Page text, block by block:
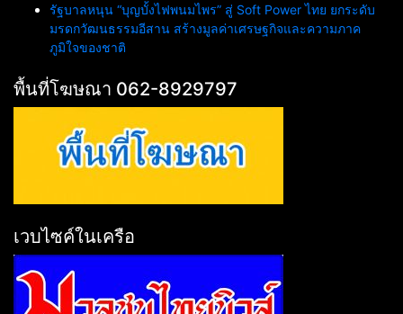
รัฐบาลหนุน “บุญบั้งไฟพนมไพร” สู่ Soft Power ไทย ยกระดับ
มรดกวัฒนธรรมอีสาน สร้างมูลค่าเศรษฐกิจและความภาค
ภูมิใจของชาติ
พื้นที่โฆษณา 062-8929797
เวบไซค์ในเครือ